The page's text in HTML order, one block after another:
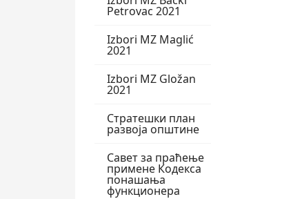
Petrovac 2021
Izbori MZ Maglić
2021
Izbori MZ Gložan
2021
Стратешки план
развоја општине
Савет за праћење
примене Кодекса
понашања
функционера